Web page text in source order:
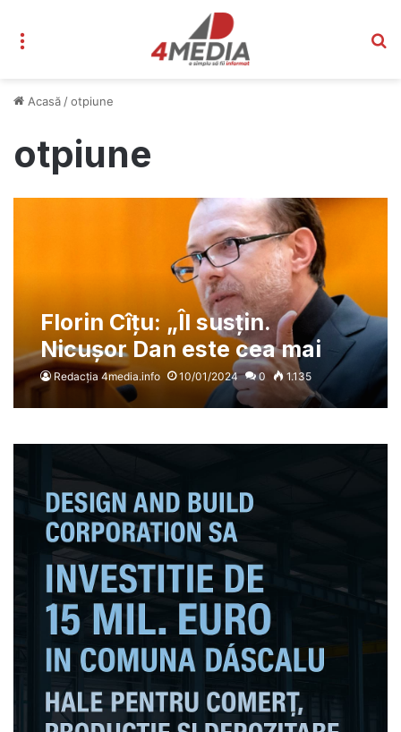
Acasă /otpiune
otpiune
Florin Cîțu: „Îl susțin.
Nicuşor Dan este cea mai
bună opţiune pentru
Bucureşti”
Redacția 4media.info 10/01/2024 0 1.135